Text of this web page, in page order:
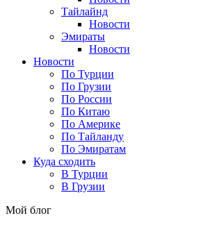
Тайлайнд
Новости
Эмираты
Новости
Новости
По Турции
По Грузии
По России
По Китаю
По Америке
По Тайланду
По Эмиратам
Куда сходить
В Турции
В Грузии
Мой блог